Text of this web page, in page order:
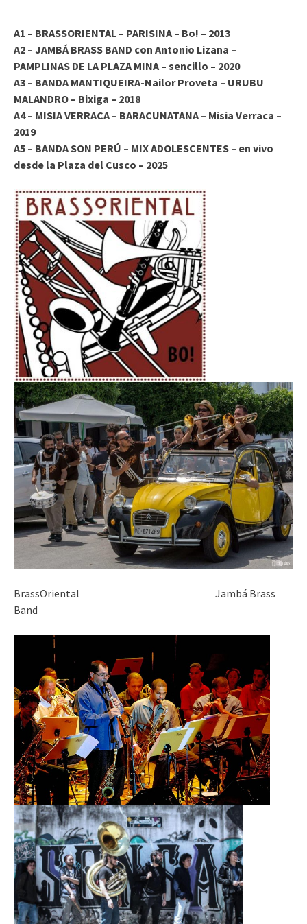
A1 – BRASSORIENTAL – PARISINA – Bo! – 2013
A2 – JAMBÁ BRASS BAND con Antonio Lizana –
PAMPLINAS DE LA PLAZA MINA – sencillo – 2020
A3 – BANDA MANTIQUEIRA-Nailor Proveta – URUBU
MALANDRO – Bixiga – 2018
A4 – MISIA VERRACA – BARACUNATANA – Misia Verraca –
2019
A5 – BANDA SON PERÚ – MIX ADOLESCENTES – en vivo
desde la Plaza del Cusco – 2025
BrassOriental Jambá Brass
Band